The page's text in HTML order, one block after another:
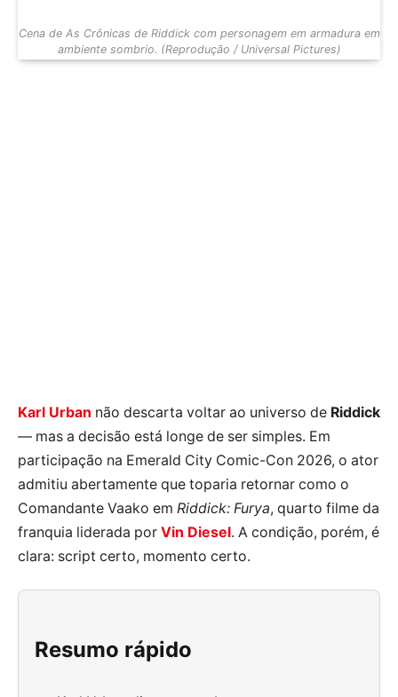
Cena de As Crônicas de Riddick com personagem em armadura em
ambiente sombrio. (Reprodução / Universal Pictures)
Karl Urban não descarta voltar ao universo de Riddick
— mas a decisão está longe de ser simples. Em
participação na Emerald City Comic-Con 2026, o ator
admitiu abertamente que toparia retornar como o
Comandante Vaako em Riddick: Furya, quarto filme da
franquia liderada por Vin Diesel. A condição, porém, é
clara: script certo, momento certo.
Resumo rápido